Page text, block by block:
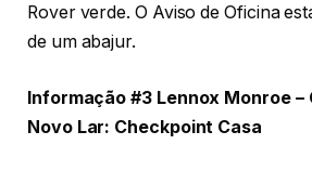
Rover verde. O Aviso de Oficina
de um abajur.
Informação #3 Lennox Monroe –
Novo Lar: Checkpoint Casa